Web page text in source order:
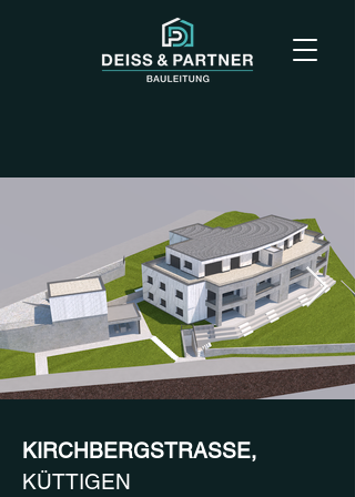
KIRCHBERGSTRASSE,
KÜTTIGEN